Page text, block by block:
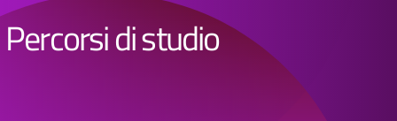
Percorsi di studio